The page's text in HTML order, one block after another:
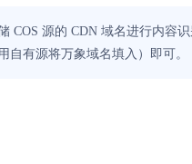
COS 源的 CDN 域名进行内容
自有源将万象域名填入）即可。